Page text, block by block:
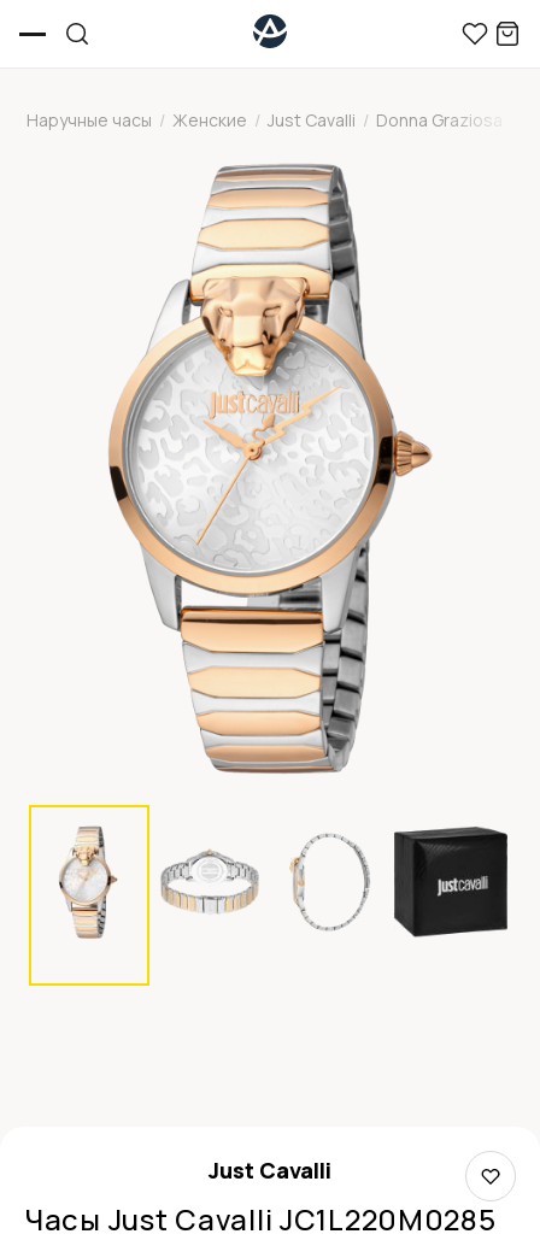
Наручные часы / Женские / Just Cavalli / Donna Graziosa
Just Cavalli
Часы Just Cavalli JC1L220M0285